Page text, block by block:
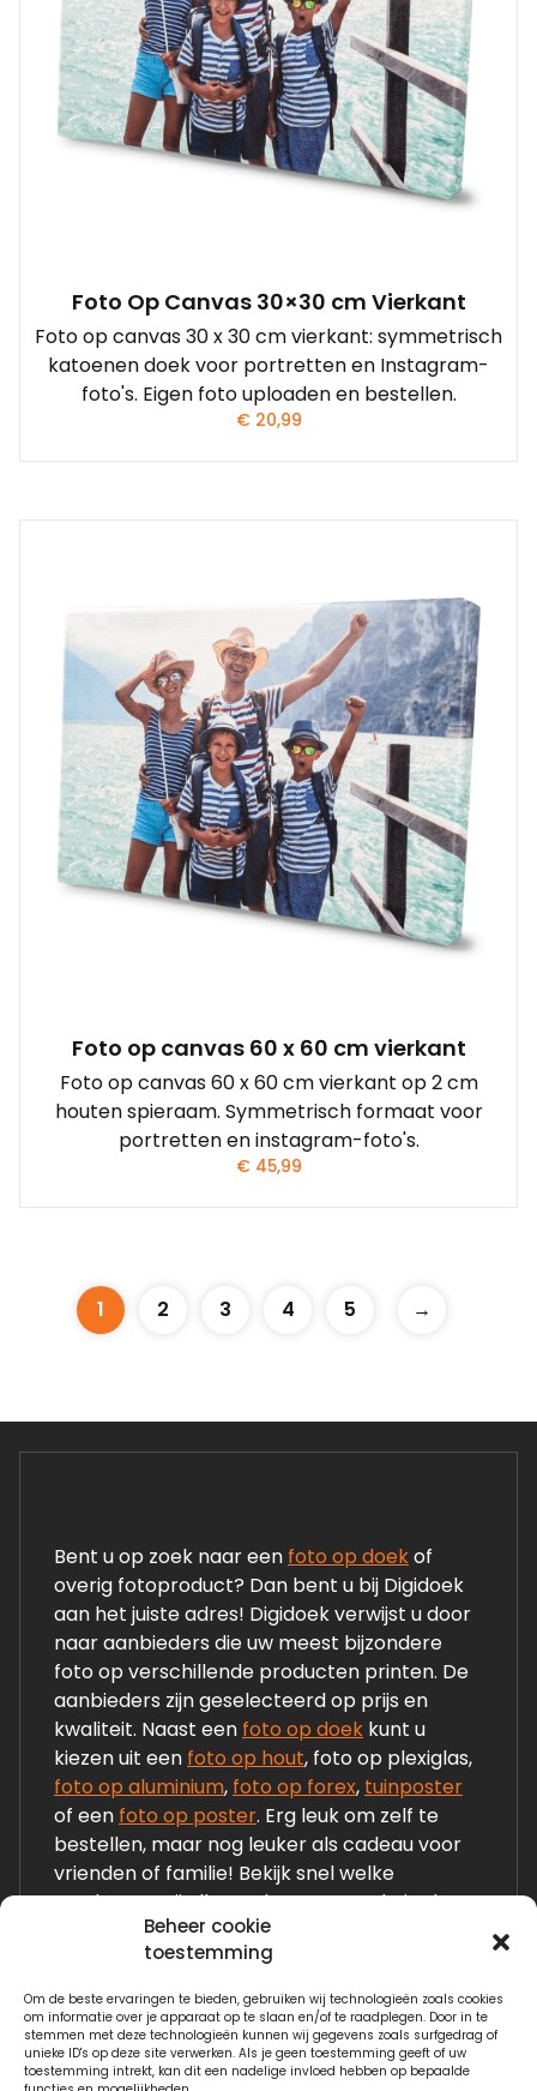
Beheer cookie
toestemming
Om de beste ervaringen te bieden, gebruiken wij technologieën zoals cookies
om informatie over je apparaat op te slaan en/of te raadplegen. Door in te
stemmen met deze technologieën kunnen wij gegevens zoals surfgedrag of
unieke ID's op deze site verwerken. Als je geen toestemming geeft of uw
toestemming intrekt, kan dit een nadelige invloed hebben op bepaalde
Foto Op Canvas 30×30 cm Vierkant
Foto op canvas 30 x 30 cm vierkant: symmetrisch
katoenen doek voor portretten en Instagram-
foto's. Eigen foto uploaden en bestellen.
€20,99
Foto op canvas 60 x 60 cm vierkant
Foto op canvas 60 x 60 cm vierkant op 2 cm
houten spieraam. Symmetrisch formaat voor
portretten en instagram-foto's.
€45,99
1 2 3 4 5 →
Bent u op zoek naar een foto op doekof
overig fotoproduct? Dan bent u bij Digidoek
aan het juiste adres! Digidoek verwijst u door
naar aanbieders die uw meest bijzondere
foto op verschillende producten printen. De
aanbieders zijn geselecteerd op prijs en
kwaliteit. Naast een foto op doek kunt u
kiezen uit een foto op hout, foto op plexiglas,
foto op aluminium, foto op forex, tuinposter
of een foto op poster. Erg leuk om zelf te
bestellen, maar nog leuker als cadeau voor
vrienden of familie! Bekijk snel welke
producten wij allemaal op onze website laten
Links:
Fotogeschenken.nl